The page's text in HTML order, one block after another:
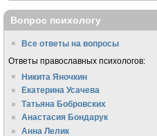
Вопрос психологу
Все ответы на вопросы
Ответы православных психологов:
Никита Яночкин
Екатерина Усачева
Татьяна Бобровских
Анастасия Бондарук
Анна Лелик